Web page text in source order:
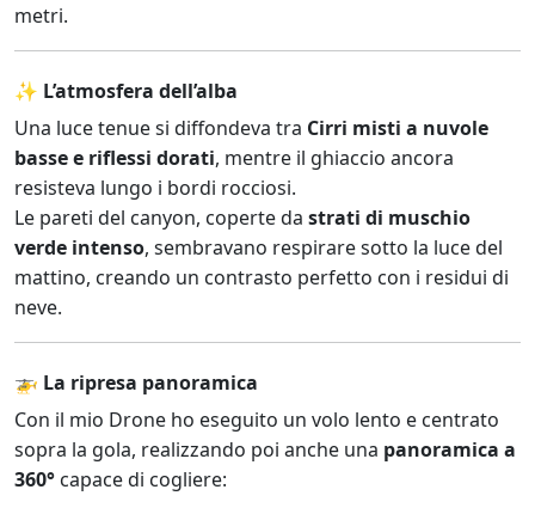
metri.
✨ L’atmosfera dell’alba
Una luce tenue si diffondeva tra Cirri misti a nuvole
basse e riflessi dorati, mentre il ghiaccio ancora
resisteva lungo i bordi rocciosi.
Le pareti del canyon, coperte da strati di muschio
verde intenso, sembravano respirare sotto la luce del
mattino, creando un contrasto perfetto con i residui di
neve.
🚁 La ripresa panoramica
Con il mio Drone ho eseguito un volo lento e centrato
sopra la gola, realizzando poi anche una panoramica a
360° capace di cogliere: